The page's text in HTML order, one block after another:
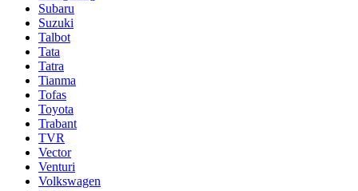
Subaru
Suzuki
Talbot
Tata
Tatra
Tianma
Tofas
Toyota
Trabant
TVR
Vector
Venturi
Volkswagen